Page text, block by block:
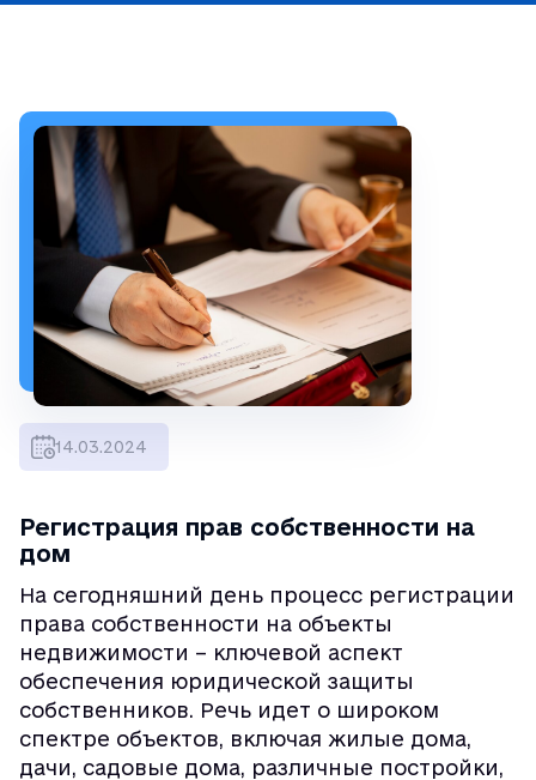
14.03.2024
Регистрация прав собственности на
дом
На сегодняшний день процесс регистрации
права собственности на объекты
недвижимости – ключевой аспект
обеспечения юридической защиты
собственников. Речь идет о широком
спектре объектов, включая жилые дома,
дачи, садовые дома, различные постройки,